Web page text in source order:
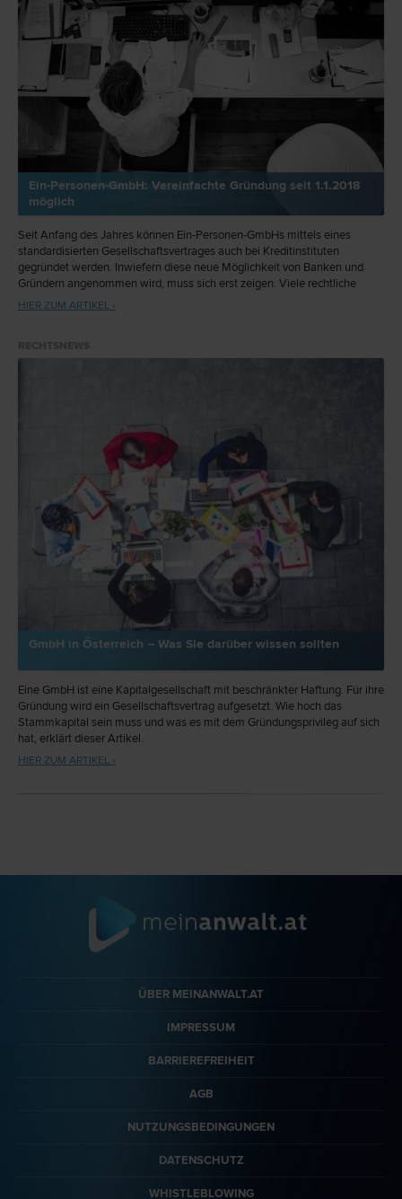
Ein-Personen-GmbH: Vereinfachte Gründung seit 1.1.2018
möglich
Seit Anfang des Jahres können Ein-Personen-GmbHs mittels eines
standardisierten Gesellschaftsvertrages auch bei Kreditinstituten
gegründet werden. Inwiefern diese neue Möglichkeit von Banken und
Gründern angenommen wird, muss sich erst zeigen. Viele rechtliche
Fragestellungen, die bei Gründungen auftauchen, können durch
HIER ZUM ARTIKEL ›
GmbH in Österreich – Was Sie darüber wissen sollten
Eine GmbH ist eine Kapitalgesellschaft mit beschränkter Haftung. Für ihre
Gründung wird ein Gesellschaftsvertrag aufgesetzt. Wie hoch das
Stammkapital sein muss und was es mit dem Gründungsprivileg auf sich
hat, erklärt dieser Artikel.
HIER ZUM ARTIKEL ›
ÜBER MEINANWALT.AT
IMPRESSUM
BARRIEREFREIHEIT
AGB
NUTZUNGSBEDINGUNGEN
DATENSCHUTZ
WHISTLEBLOWING